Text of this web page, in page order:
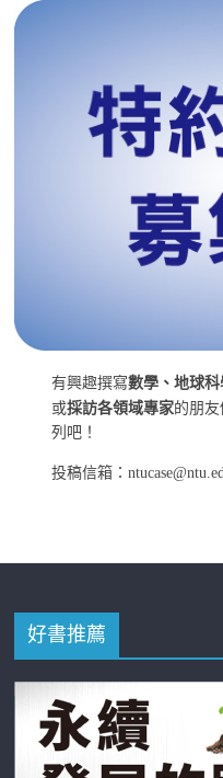
有興趣撰寫數學、地球
或採訪各領域專家的朋
列吧！
投稿信箱：
好書推薦